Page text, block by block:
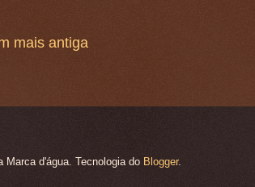
mais antiga
Marca d'água. Tecnologia do Blogger.